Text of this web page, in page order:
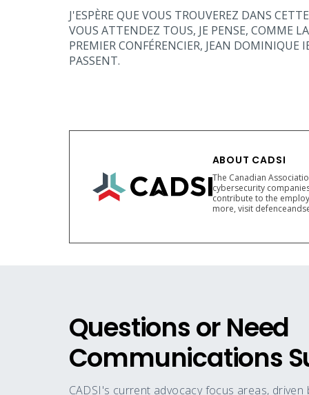
J'ESPÈRE QUE VOUS TROUVEREZ DANS
VOUS ATTENDEZ TOUS, JE PENSE, COMME
PREMIER CONFÉRENCIER, JEAN DOMINIQUE
PASSENT.
ABOUT CADSI
The Canadian
cybersecurity
contribute to the
more, visit
Questions or Need
Communications
CADSI's current advocacy focus areas, driven